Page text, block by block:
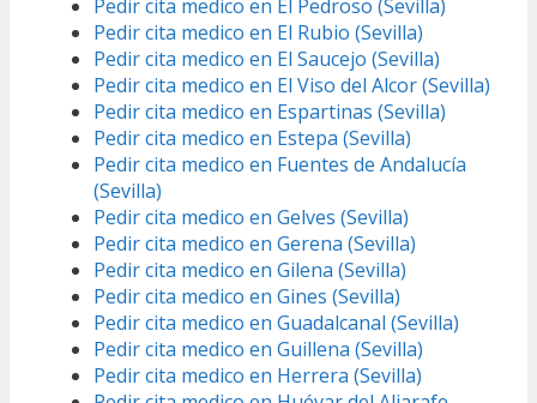
Pedir cita medico en El Pedroso (Sevilla)
Pedir cita medico en El Rubio (Sevilla)
Pedir cita medico en El Saucejo (Sevilla)
Pedir cita medico en El Viso del Alcor (Sevilla)
Pedir cita medico en Espartinas (Sevilla)
Pedir cita medico en Estepa (Sevilla)
Pedir cita medico en Fuentes de Andalucía
(Sevilla)
Pedir cita medico en Gelves (Sevilla)
Pedir cita medico en Gerena (Sevilla)
Pedir cita medico en Gilena (Sevilla)
Pedir cita medico en Gines (Sevilla)
Pedir cita medico en Guadalcanal (Sevilla)
Pedir cita medico en Guillena (Sevilla)
Pedir cita medico en Herrera (Sevilla)